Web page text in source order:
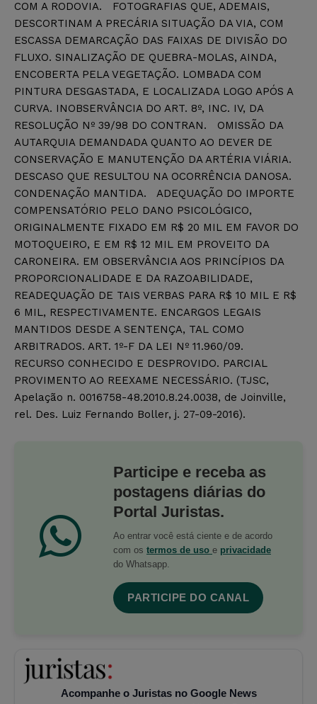
COM A RODOVIA. FOTOGRAFIAS QUE, ADEMAIS,
DESCORTINAM A PRECÁRIA SITUAÇÃO DA VIA, COM
ESCASSA DEMARCAÇÃO DAS FAIXAS DE DIVISÃO DO
FLUXO. SINALIZAÇÃO DE QUEBRA-MOLAS, AINDA,
ENCOBERTA PELA VEGETAÇÃO. LOMBADA COM
PINTURA DESGASTADA, E LOCALIZADA LOGO APÓS A
CURVA. INOBSERVÂNCIA DO ART. 8º, INC. IV, DA
RESOLUÇÃO Nº 39/98 DO CONTRAN. OMISSÃO DA
AUTARQUIA DEMANDADA QUANTO AO DEVER DE
CONSERVAÇÃO E MANUTENÇÃO DA ARTÉRIA VIÁRIA.
DESCASO QUE RESULTOU NA OCORRÊNCIA DANOSA.
CONDENAÇÃO MANTIDA. ADEQUAÇÃO DO IMPORTE
COMPENSATÓRIO PELO DANO PSICOLÓGICO,
ORIGINALMENTE FIXADO EM R$ 20 MIL EM FAVOR DO
MOTOQUEIRO, E EM R$ 12 MIL EM PROVEITO DA
CARONEIRA. EM OBSERVÂNCIA AOS PRINCÍPIOS DA
PROPORCIONALIDADE E DA RAZOABILIDADE,
READEQUAÇÃO DE TAIS VERBAS PARA R$ 10 MIL E R$
6 MIL, RESPECTIVAMENTE. ENCARGOS LEGAIS
MANTIDOS DESDE A SENTENÇA, TAL COMO
ARBITRADOS. ART. 1º-F DA LEI Nº 11.960/09.
RECURSO CONHECIDO E DESPROVIDO. PARCIAL
PROVIMENTO AO REEXAME NECESSÁRIO. (TJSC,
Apelação n. 0016758-48.2010.8.24.0038, de Joinville,
rel. Des. Luiz Fernando Boller, j. 27-09-2016).
Participe e receba as
postagens diárias do
Portal Juristas.
Ao entrar você está ciente e de acordo
com os termos de uso e privacidade
do Whatsapp.
PARTICIPE DO CANAL
Acompanhe o Juristas no Google News